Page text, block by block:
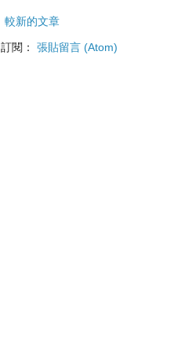
較新的文章
訂閱： 張貼留言 (Atom)